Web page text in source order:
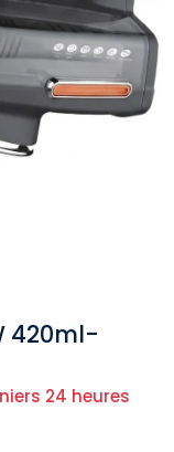
420ml-
24 heures